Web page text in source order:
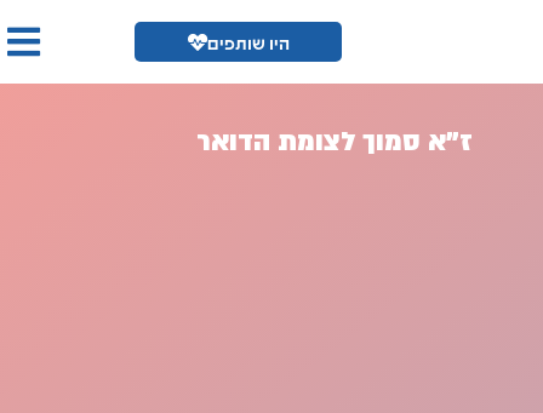
היו שותפים
ז"א סמוך לצומת הדואר